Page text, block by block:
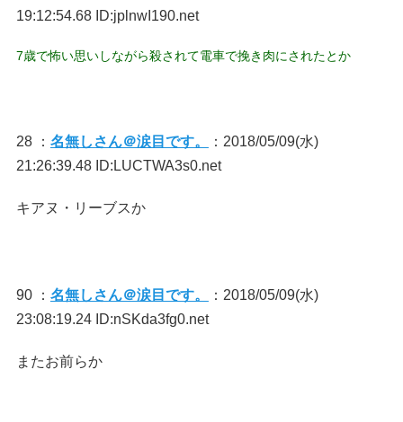
19:12:54.68 ID:jplnwI190.net
7歳で怖い思いしながら殺されて電車で挽き肉にされたとか
28 ： 名無しさん＠涙目です。
：2018/05/09(水)
21:26:39.48 ID:LUCTWA3s0.net
キアヌ・リーブスか
90 ： 名無しさん＠涙目です。
：2018/05/09(水)
23:08:19.24 ID:nSKda3fg0.net
またお前らか